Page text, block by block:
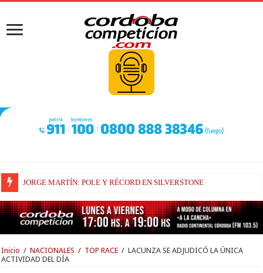
JORGE MARTÍN: POLE Y RÉCORD EN SILVERSTONE
LA PREOCUPACIÓN DE BEZZECCHI
Inicio / NACIONALES / TOP RACE / LACUNZA SE ADJUDICÓ LA ÚNICA
ACTIVIDAD DEL DÍA